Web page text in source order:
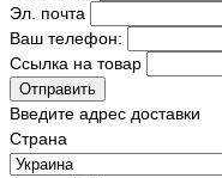
Эл. почта
Ваш телефон:
Ссылка на товар
Отправить
Введите адрес доставки
Страна